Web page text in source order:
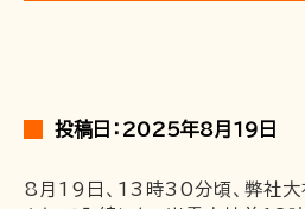
サービス
投稿日：2025年8月19日
8月19日、13時30分頃、弊社